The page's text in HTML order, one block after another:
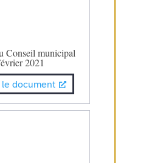
Conseil municipal
2021
document